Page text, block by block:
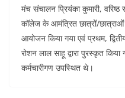
मंच संचालन प्रियंका कुमारी,
कॉलेज के आमंत्रित छात्रों/छात्राओं
आयोजन किया गया एवं प्रथम,
रोशन लाल साहू द्वारा पुरस्कृत
कर्मचारीगण उपस्थित थे।